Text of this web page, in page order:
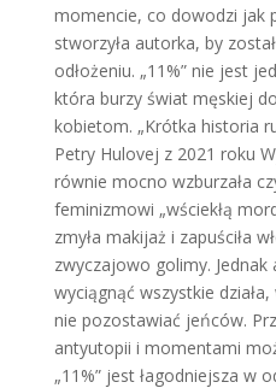
momencie, co dowodzi jak
stworzyła autorka, by
odłożeniu. „11%” nie jest
która burzy świat męskiej
kobietom. „Krótka historia
Petry Hulovej z 2021 roku
równie mocno wzburzała
feminizmowi „wściekłą
zmyła makijaż i zapuściła
zwyczajowo golimy. Jednak
wyciągnąć wszystkie działa,
nie pozostawiać jeńców.
antyutopii i momentami
„11%” jest łagodniejsza w